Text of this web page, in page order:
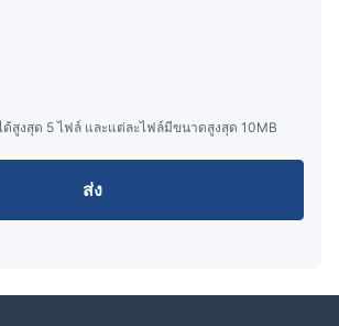
สูงสุด 5 ไฟล์ และแต่ละไฟล์มีขนาดสูงสุด 10MB
ส่ง